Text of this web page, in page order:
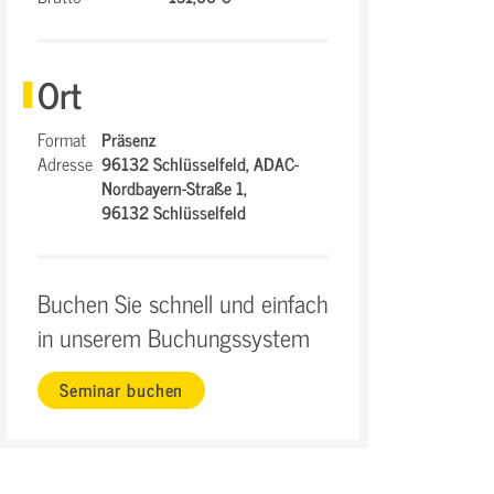
Ort
Format Präsenz
Adresse 96132 Schlüsselfeld,ADAC-
Nordbayern-Straße 1,
96132 Schlüsselfeld
Buchen Sie schnell und einfach
in unserem Buchungssystem
Seminar buchen